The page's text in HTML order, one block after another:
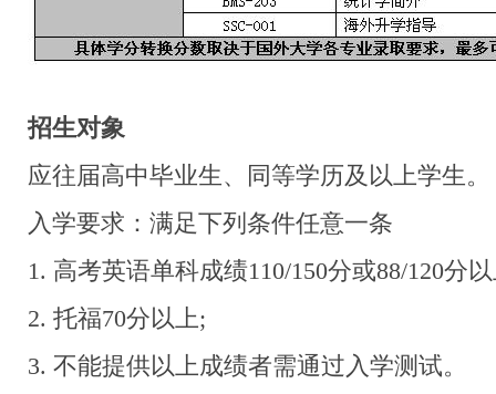
招生对象
应往届高中毕业生、同等学历及以上学生。
入学要求：满足下列条件任意一条
1. 高考英语单科成绩110/150分或88/120分
2. 托福70分以上;
3. 不能提供以上成绩者需通过入学测试。